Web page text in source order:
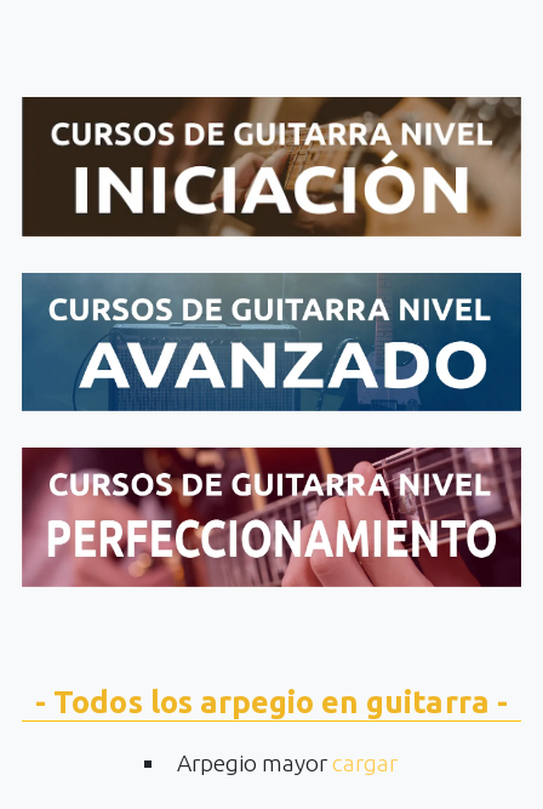
- Todos los arpegio en guitarra -
Arpegio mayorcargar